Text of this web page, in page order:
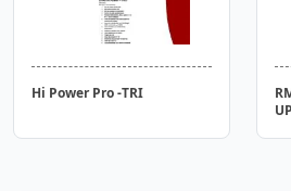
Hi Power Pro -TRI